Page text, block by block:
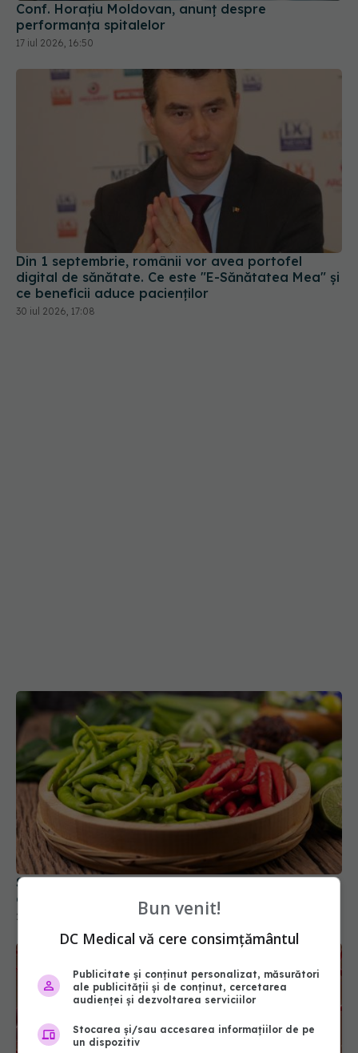
Conf. Horațiu Moldovan, anunț despre
performanța spitalelor
17 iul 2026, 16:50
Din 1 septembrie, românii vor avea portofel
digital de sănătate. Ce este "E-Sănătatea Mea" și
ce beneficii aduce pacienților
30 iul 2026, 17:08
Substanța din ardeiul iute care ar putea proteja
creierul. Ce au descoperit cercetătorii
27 iun 2026, 10:00 Bun venit!
DC Medical vă cere consimțământul
Publicitate și conținut personalizat, măsurători
ale publicității și de conținut, cercetarea
audienței și dezvoltarea serviciilor
Stocarea și/sau accesarea informațiilor de pe
un dispozitiv